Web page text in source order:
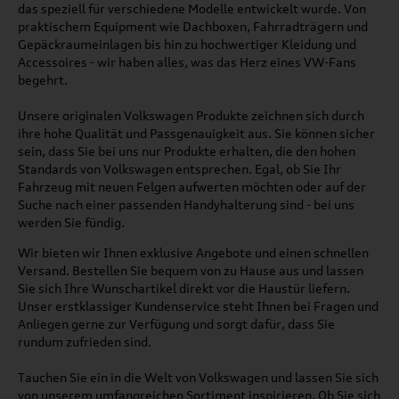
das speziell für verschiedene Modelle entwickelt wurde. Von
praktischem Equipment wie Dachboxen, Fahrradträgern und
Gepäckraumeinlagen bis hin zu hochwertiger Kleidung und
Accessoires - wir haben alles, was das Herz eines VW-Fans
begehrt.
Unsere originalen Volkswagen Produkte zeichnen sich durch
ihre hohe Qualität und Passgenauigkeit aus. Sie können sicher
sein, dass Sie bei uns nur Produkte erhalten, die den hohen
Standards von Volkswagen entsprechen. Egal, ob Sie Ihr
Fahrzeug mit neuen Felgen aufwerten möchten oder auf der
Suche nach einer passenden Handyhalterung sind - bei uns
werden Sie fündig.
Wir bieten wir Ihnen exklusive Angebote und einen schnellen
Versand. Bestellen Sie bequem von zu Hause aus und lassen
Sie sich Ihre Wunschartikel direkt vor die Haustür liefern.
Unser erstklassiger Kundenservice steht Ihnen bei Fragen und
Anliegen gerne zur Verfügung und sorgt dafür, dass Sie
rundum zufrieden sind.
Tauchen Sie ein in die Welt von Volkswagen und lassen Sie sich
von unserem umfangreichen Sortiment inspirieren. Ob Sie sich